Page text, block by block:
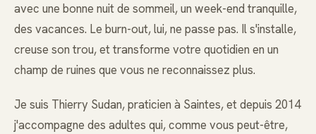
avec une bonne nuit de sommeil, un week-end tranquille,
des vacances. Le burn-out, lui, ne passe pas. Il s'installe,
creuse son trou, et transforme votre quotidien en un
champ de ruines que vous ne reconnaissez plus.
Je suis Thierry Sudan, praticien à Saintes, et depuis 2014
j'accompagne des adultes qui, comme vous peut-être,